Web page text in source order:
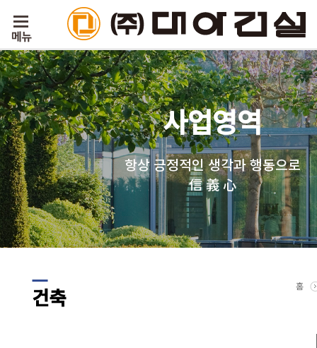
사업영역
항상 긍정적인 생각과 행동으로
信 義 心
건축 홈